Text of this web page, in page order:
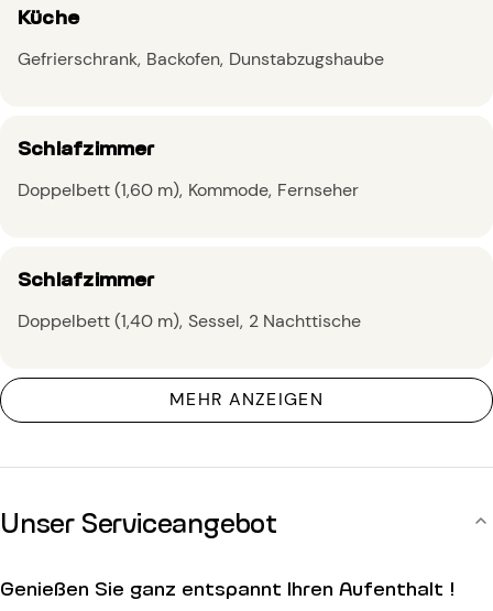
Küche
Gefrierschrank Backofen Dunstabzugshaube
Schlafzimmer
Doppelbett (1,60 m) Kommode Fernseher
Schlafzimmer
Doppelbett (1,40 m) Sessel 2 Nachttische
MEHR ANZEIGEN
Unser Serviceangebot
Genießen Sie ganz entspannt Ihren Aufenthalt !